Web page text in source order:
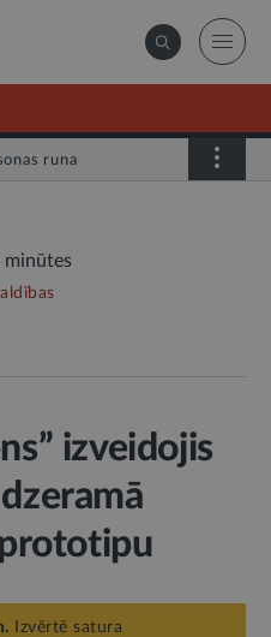
runa
minūtes
izveidojis
Izvērtē satura